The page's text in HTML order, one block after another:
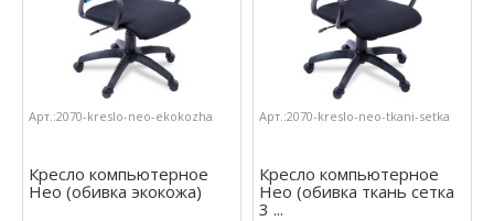
Арт.:2070-kreslo-neo-ekokozha
Кресло компьютерное
Нео (обивка экокожа)
Арт.:2070-kreslo-neo-tkani-setka
Кресло компьютерное
Нео (обивка ткань сетка
3 ...